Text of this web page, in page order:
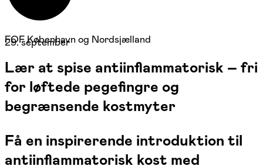
29. september
FOF København og Nordsjælland
Lær at spise antiinflammatorisk – fri
for løftede pegefingre og
begrænsende kostmyter
Få en inspirerende introduktion til
antiinflammatorisk kost med